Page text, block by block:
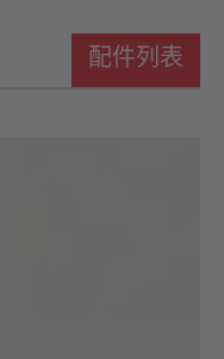
配件列表